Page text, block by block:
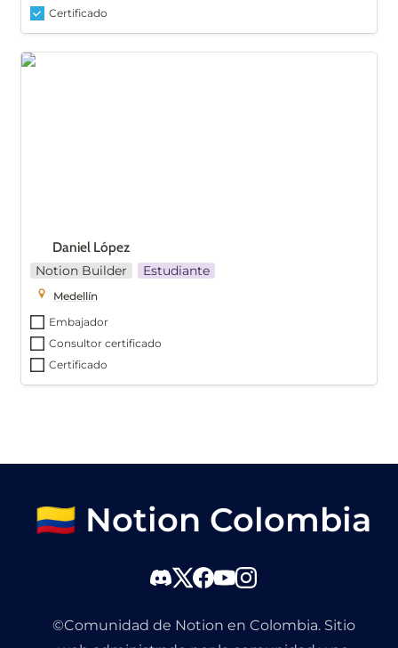
Certificado
Daniel López
Daniel López
Notion Builder Estudiante
Medellín
Embajador
Consultor certificado
Certificado
🇨🇴 Notion Colombia
©Comunidad de Notion en Colombia. Sitio